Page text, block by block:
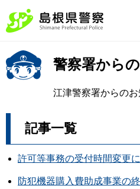
警察署から
江津警察署からの
記事一覧
許可等事務の受付時間変更
防犯機器購入費助成事業の